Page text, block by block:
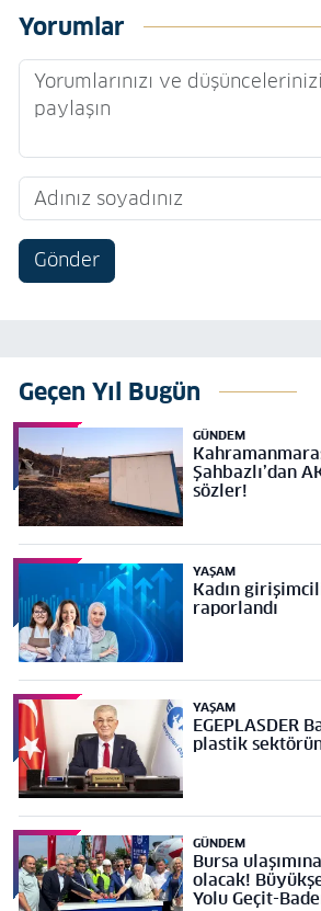
Yorumlar
Gönder
Geçen Yıl Bugün
GÜNDEM
Şahbazlı’dan
sözler!
YAŞAM
Kadın
raporlandı
YAŞAM
EGEPLASDER
plastik
GÜNDEM
Bursa
olacak!
Yolu Geçit-